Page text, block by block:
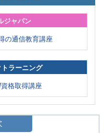
ジャパン
の通信教育講座
ラーニング
格取得講座